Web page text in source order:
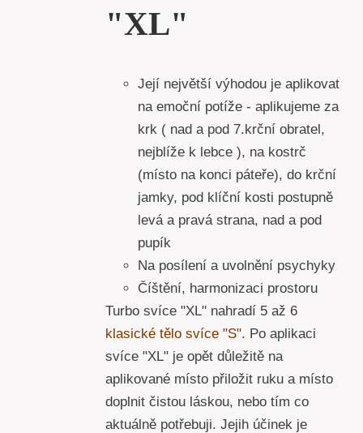
"XL"
Její největší výhodou je aplikovat
na emoční potíže - aplikujeme za
krk ( nad a pod 7.krční obratel,
nejblíže k lebce ), na kostrč
(místo na konci páteře), do krční
jamky, pod klíční kosti postupně
levá a pravá strana, nad a pod
pupík
Na posílení a uvolnění psychyky
Číštění, harmonizaci prostoru
Turbo svíce "XL" nahradí 5 až 6
klasické tělo svíce "S". Po aplikaci
svíce "XL" je opět důležitě na
aplikované místo přiložit ruku a místo
doplnit čistou láskou, nebo tím co
aktuálně potřebuji. Jejih účinek je